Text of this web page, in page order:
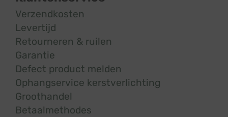
Verzendkosten
Levertijd
Retourneren & ruilen
Garantie
Defect product melden
Ophangservice kerstverlichting
Groothandel
Betaalmethodes